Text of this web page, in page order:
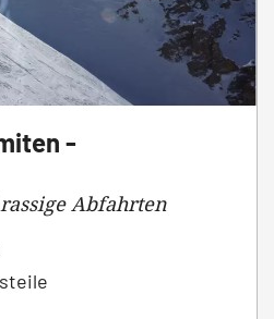
-
Abfahrten